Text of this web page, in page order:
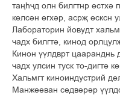
òàœº÷ä îëí áèëãòíð ´ñòõ³
ê´ëñ³í ´ãõ³ð, àñðš ´ñêñí
Ëàáîðàòîðèí éîâóäò
÷àäõ áèëãò³, êèíîä
Êèíîí ¢¢ëäâðò öààðàíäíü
÷àäõ óëñèí òóñê òî-äèãò³
Õàëüìãò êèíîèíäóñòðèé
Ìàíæååâàí ñåäâ³ð³ð